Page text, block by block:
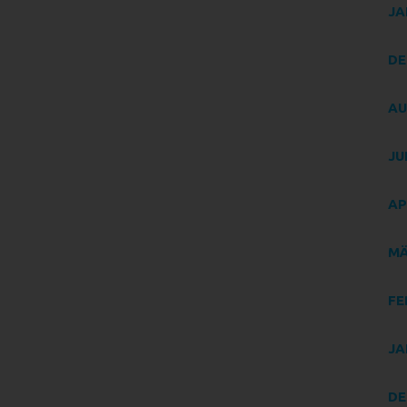
im Sinne der Datenschutz-Grundverordnung, sonstiger in